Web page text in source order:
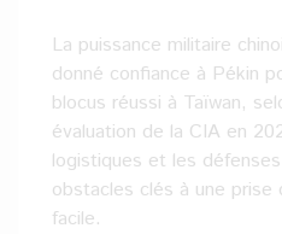
La puissance militaire
donné confiance à Pékin
blocus réussi à Taïwan,
évaluation de la CIA en
logistiques et les
obstacles clés à une prise
facile.